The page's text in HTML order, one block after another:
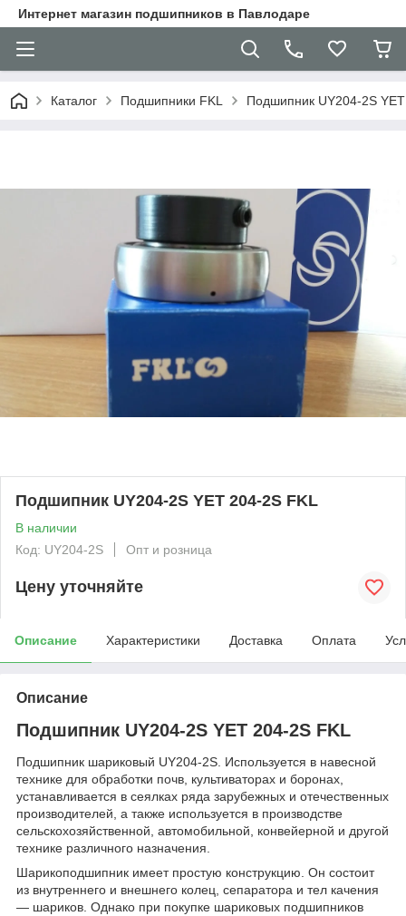
Интернет магазин подшипников в Павлодаре
Каталог Подшипники FKL Подшипник UY204-2S
Подшипник UY204-2S YET 204-2S FKL
В наличии
Код: UY204-2S
Опт и розница
Цену уточняйте
Описание Характеристики Доставка Оплата
Описание
Подшипник UY204-2S YET 204-2S FKL
Подшипник шариковый UY204-2S. Используется в навесной
технике для обработки почв, культиваторах и боронах,
устанавливается в сеялках ряда зарубежных и отечественных
производителей, а также используется в производстве
сельскохозяйственной, автомобильной, конвейерной и другой
технике различного назначения.
Шарикоподшипник имеет простую конструкцию. Он состоит
из внутреннего и внешнего колец, сепаратора и тел качения
— шариков. Однако при покупке шариковых подшипников